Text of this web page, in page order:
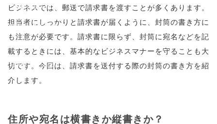
toolbar=no,
scrollbars=yes'
false;"> シェア
ビジネスでは、郵送で請求書を渡すことが多くあります。
担当者にしっかりと請求書が届くように、封筒の書き方に
も注意が必要です。請求書に限らず、封筒に宛名などを記
載するときには、基本的なビジネスマナーを守ることも大
切です。今回は、請求書を送付する際の封筒の書き方を紹
介します。
住所や宛名は横書きか縦書きか？